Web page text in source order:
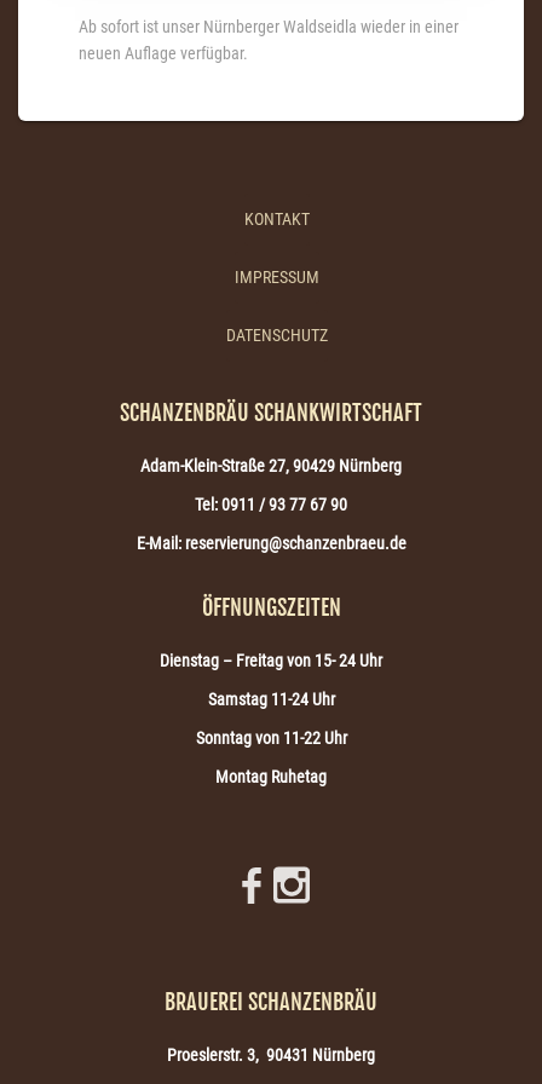
Ab sofort ist unser Nürnberger Waldseidla wieder in einer
neuen Auflage verfügbar.
KONTAKT
IMPRESSUM
DATENSCHUTZ
SCHANZENBRÄU SCHANKWIRTSCHAFT
Adam-Klein-Straße 27, 90429 Nürnberg
Tel: 0911 / 93 77 67 90
E-Mail: reservierung@schanzenbraeu.de
ÖFFNUNGSZEITEN
Dienstag – Freitag von 15- 24 Uhr
Samstag 11-24 Uhr
Sonntag von 11-22 Uhr
Montag Ruhetag
BRAUEREI SCHANZENBRÄU
Proeslerstr. 3, 90431 Nürnberg